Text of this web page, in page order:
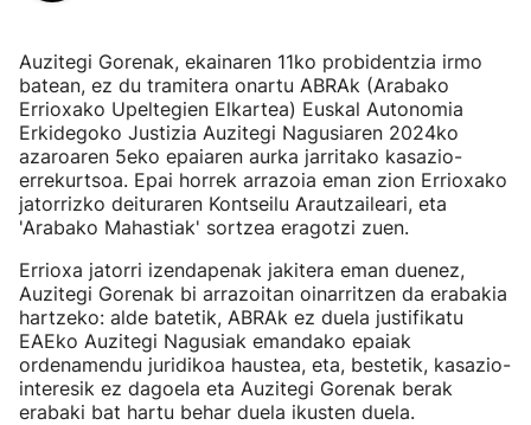
Auzitegi Gorenak, ekainaren 11ko probidentzia irmo
batean, ez du tramitera onartu ABRAk (Arabako
Errioxako Upeltegien Elkartea) Euskal Autonomia
Erkidegoko Justizia Auzitegi Nagusiaren 2024ko
azaroaren 5eko epaiaren aurka jarritako kasazio-
errekurtsoa. Epai horrek arrazoia eman zion Errioxako
jatorrizko deituraren Kontseilu Arautzaileari, eta
'Arabako Mahastiak' sortzea eragotzi zuen.
Errioxa jatorri izendapenak jakitera eman duenez,
Auzitegi Gorenak bi arrazoitan oinarritzen da erabakia
hartzeko: alde batetik, ABRAk ez duela justifikatu
EAEko Auzitegi Nagusiak emandako epaiak
ordenamendu juridikoa haustea, eta, bestetik, kasazio-
interesik ez dagoela eta Auzitegi Gorenak berak
erabaki bat hartu behar duela ikusten duela.